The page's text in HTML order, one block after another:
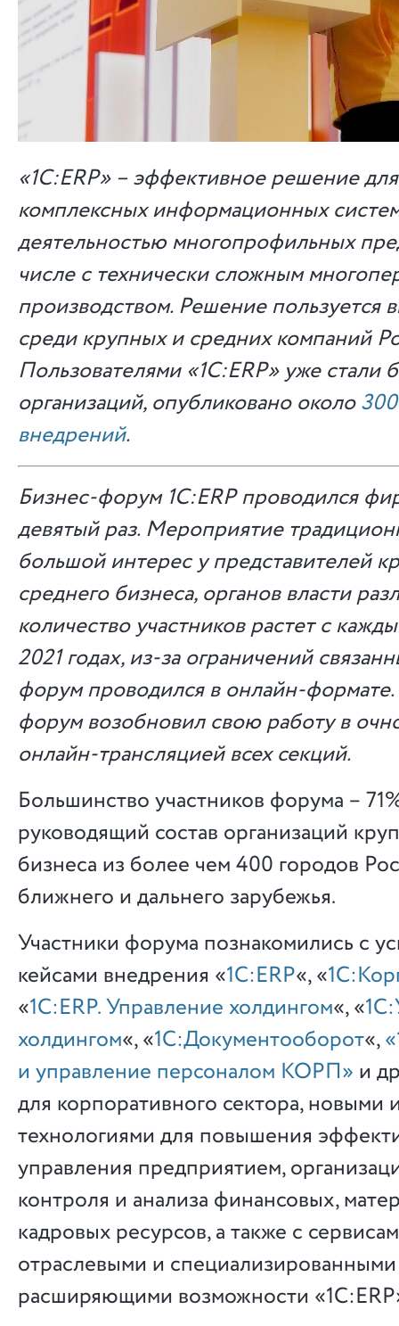
«1С:ERP» – эффективное решение
комплексных информационных
деятельностью многопрофильных
числе с технически сложным
производством. Решение пользуется
среди крупных и средних компаний
Пользователями «1C:ERP» уже стали
организаций, опубликовано около
внедрений.
Бизнес-форум 1С:ERPпроводился
девятый раз. Мероприятие
большой интерес у представителей
среднего бизнеса, органов власти
количество участников растет с
2021 годах, из-за ограничений
форум проводился в онлайн-формате.
форум возобновил свою работу в
онлайн-трансляцией всех секций.
Большинство участников форума –
руководящий состав организаций
бизнеса из более чем 400 городов
ближнего и дальнего зарубежья.
Участники форума познакомились с
кейсами внедрения «1С:ERP«, «
«1С:ERP. Управление холдингом«, «
холдингом«, «1С:Документооборот«,
и управление персоналом КОРП» и
для корпоративного сектора, новыми
технологиями для повышения
управления предприятием,
контроля и анализа финансовых,
кадровых ресурсов, а также с
отраслевыми и
расширяющими возможности